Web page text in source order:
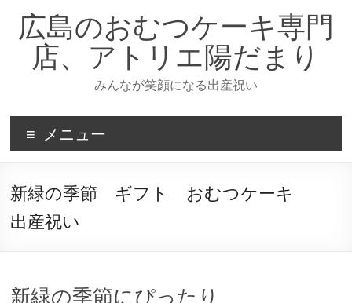
キ
プ
広島のおむつケーキ専門
店、アトリエ陽だまり
みんなが笑顔になる出産祝い
メニュー
新緑の季節 ギフト おむつケーキ
出産祝い
新緑の季節にぴったり